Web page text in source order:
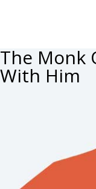
The Monk
With Him